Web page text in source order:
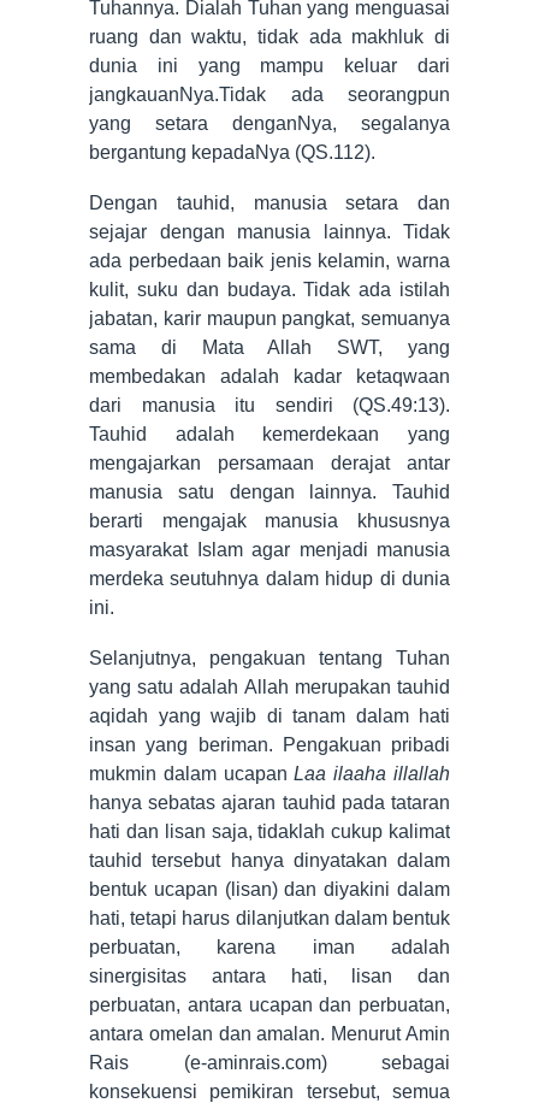
Tuhannya. Dialah Tuhan yang menguasai
ruang dan waktu, tidak ada makhluk di
dunia ini yang mampu keluar dari
jangkauanNya.Tidak ada seorangpun
yang setara denganNya, segalanya
bergantung kepadaNya (QS.112).
Dengan tauhid, manusia setara dan
sejajar dengan manusia lainnya. Tidak
ada perbedaan baik jenis kelamin, warna
kulit, suku dan budaya. Tidak ada istilah
jabatan, karir maupun pangkat, semuanya
sama di Mata Allah SWT, yang
membedakan adalah kadar ketaqwaan
dari manusia itu sendiri (QS.49:13).
Tauhid adalah kemerdekaan yang
mengajarkan persamaan derajat antar
manusia satu dengan lainnya. Tauhid
berarti mengajak manusia khususnya
masyarakat Islam agar menjadi manusia
merdeka seutuhnya dalam hidup di dunia
ini.
Selanjutnya, pengakuan tentang Tuhan
yang satu adalah Allah merupakan tauhid
aqidah yang wajib di tanam dalam hati
insan yang beriman. Pengakuan pribadi
mukmin dalam ucapanLaa ilaaha illallah
hanya sebatas ajaran tauhid pada tataran
hati dan lisan saja, tidaklah cukup kalimat
tauhid tersebut hanya dinyatakan dalam
bentuk ucapan (lisan) dan diyakini dalam
hati, tetapi harus dilanjutkan dalam bentuk
perbuatan, karena iman adalah
sinergisitas antara hati, lisan dan
perbuatan, antara ucapan dan perbuatan,
antara omelan dan amalan. Menurut Amin
Rais (e-aminrais.com) sebagai
konsekuensi pemikiran tersebut, semua